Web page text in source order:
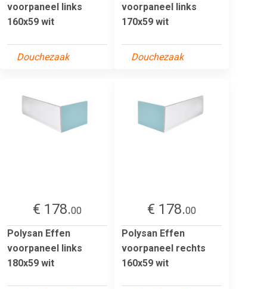
voorpaneel links
160x59 wit
Douchezaak
voorpaneel links
170x59 wit
Douchezaak
€ 178.00
Polysan Effen
voorpaneel links
180x59 wit
€ 178.00
Polysan Effen
voorpaneel rechts
160x59 wit